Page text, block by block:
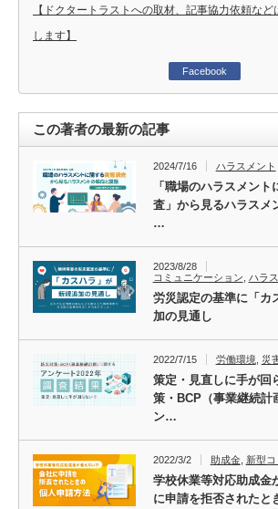
【ドクタートラストへの取材、記事協力依頼な
します】
Facebook
この著者の最新の記事
2024/7/16 ハラスメント
「職場のハラスメント
査」から見るハラスメ
…
2023/8/28
コミュニケーション ハラ
労災認定の基準に「カ
加の見通し
2022/7/15 労働環境 災
策定・見直しに手が回
策・BCP（事業継続計
ン…
2022/3/2 助成金, 新型
学校休業等対応助成金
に申請を拒否されたと